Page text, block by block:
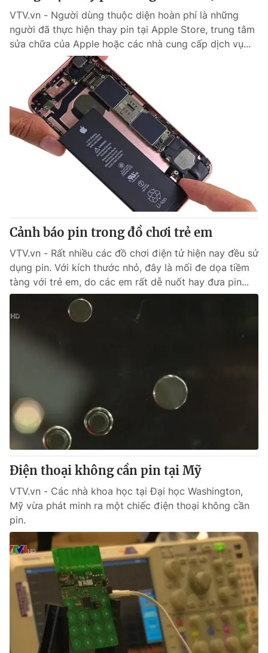
VTV.vn - Người dùng thuộc diện hoàn phí là những
người đã thực hiện thay pin tại Apple Store, trung tâm
sửa chữa của Apple hoặc các nhà cung cấp dịch vụ...
Cảnh báo pin trong đồ chơi trẻ em
VTV.vn - Rất nhiều các đồ chơi điện tử hiện nay đều sử
dụng pin. Với kích thước nhỏ, đây là mối đe dọa tiềm
tàng với trẻ em, do các em rất dễ nuốt hay đưa pin...
Điện thoại không cần pin tại Mỹ
VTV.vn - Các nhà khoa học tại Đại học Washington,
Mỹ vừa phát minh ra một chiếc điện thoại không cần
pin.